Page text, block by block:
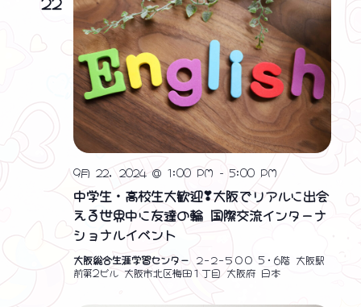
中学生・高校生大歓迎❣大阪でリアルに出会
える世界中に友達の輪 国際交流インターナ
ショナルイベント
9月 22, 2024 @ 1:00 PM -5:00 PM
大阪総合生涯学習センター ２−２−５００ 5・6階 大阪駅
前第2ビル 大阪市北区梅田１丁目 大阪府 日本